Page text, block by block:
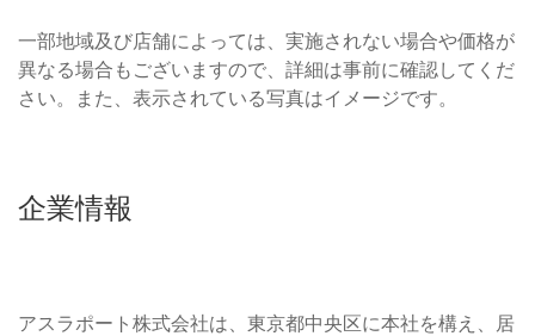
一部地域及び店舗によっては、実施されない場合や価格が
異なる場合もございますので、詳細は事前に確認してくだ
さい。また、表示されている写真はイメージです。
企業情報
アスラポート株式会社は、東京都中央区に本社を構え、居